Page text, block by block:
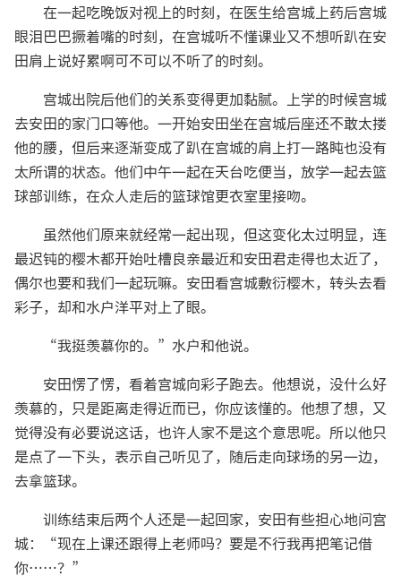
在一起吃晚饭对视上的时刻，在医生给宫城上药后宫城
眼泪巴巴撅着嘴的时刻，在宫城听不懂课业又不想听趴在安
田肩上说好累啊可不可以不听了的时刻。
宫城出院后他们的关系变得更加黏腻。上学的时候宫城
去安田的家门口等他。一开始安田坐在宫城后座还不敢太搂
他的腰，但后来逐渐变成了趴在宫城的肩上打一路盹也没有
太所谓的状态。他们中午一起在天台吃便当，放学一起去篮
球部训练，在众人走后的篮球馆更衣室里接吻。
虽然他们原来就经常一起出现，但这变化太过明显，连
最迟钝的樱木都开始吐槽良亲最近和安田君走得也太近了，
偶尔也要和我们一起玩嘛。安田看宫城敷衍樱木，转头去看
彩子，却和水户洋平对上了眼。
“我挺羡慕你的。”水户和他说。
安田愣了愣，看着宫城向彩子跑去。他想说，没什么好
羡慕的，只是距离走得近而已，你应该懂的。他想了想，又
觉得没有必要说这话，也许人家不是这个意思呢。所以他只
是点了一下头，表示自己听见了，随后走向球场的另一边，
去拿篮球。
训练结束后两个人还是一起回家，安田有些担心地问宫
城：“现在上课还跟得上老师吗？要是不行我再把笔记借
你……？”